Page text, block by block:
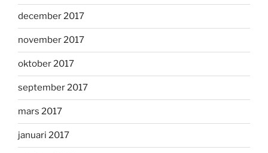
december 2017
november 2017
oktober 2017
september 2017
mars 2017
januari 2017